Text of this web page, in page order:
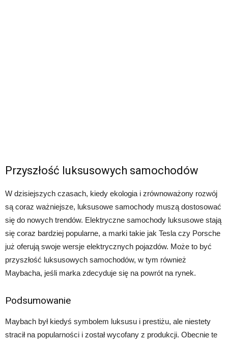
Przyszłość luksusowych samochodów
W dzisiejszych czasach, kiedy ekologia i zrównoważony rozwój
są coraz ważniejsze, luksusowe samochody muszą dostosować
się do nowych trendów. Elektryczne samochody luksusowe stają
się coraz bardziej popularne, a marki takie jak Tesla czy Porsche
już oferują swoje wersje elektrycznych pojazdów. Może to być
przyszłość luksusowych samochodów, w tym również
Maybacha, jeśli marka zdecyduje się na powrót na rynek.
Podsumowanie
Maybach był kiedyś symbolem luksusu i prestiżu, ale niestety
stracił na popularności i został wycofany z produkcji. Obecnie te